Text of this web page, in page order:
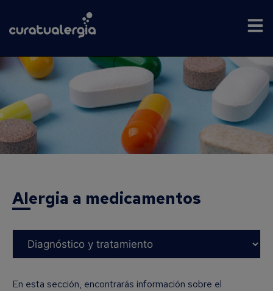
Alergia a medicamentos
En esta sección, encontrarás información sobre el